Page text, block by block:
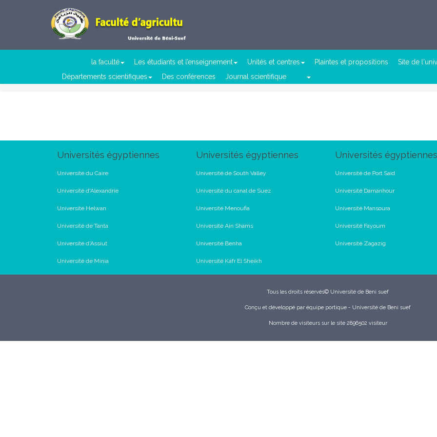
la faculté Les étudiants et l’enseignement Unités et centres Plaintes et propositions Site de
Départements scientifiques
Des conférences Journal scientifique
Universités égyptiennes
Université du Caire
Université d'Alexandrie
Université Helwan
Université de Tanta
Université d'Assiut
Université de Minia
Universités égyptiennes
Université de South Valley
Université du canal de Suez
Université Menoufia
Université Ain Shams
Université Benha
Université Kafr El Sheikh
Universités égyptiennes
Université de Port Said
Université Damanhour
Université Mansoura
Université Fayoum
Université Zagazig
Tous les droits réservés© Université de Beni suef
Conçu et développé par équipe portique - Université de Beni suef
Nombre de visiteurs sur le site 2896502 visiteur